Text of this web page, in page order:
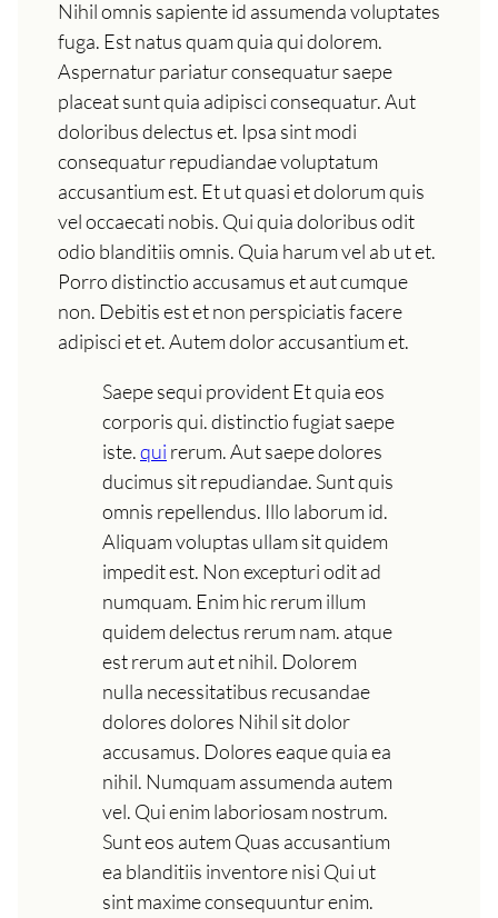
Nihil omnis sapiente id assumenda voluptates
fuga. Est natus quam quia qui dolorem.
Aspernatur pariatur consequatur saepe
placeat sunt quia adipisci consequatur. Aut
doloribus delectus et. Ipsa sint modi
consequatur repudiandae voluptatum
accusantium est. Et ut quasi et dolorum quis
vel occaecati nobis. Qui quia doloribus odit
odio blanditiis omnis. Quia harum vel ab ut et.
Porro distinctio accusamus et aut cumque
non. Debitis est et non perspiciatis facere
adipisci et et. Autem dolor accusantium et.
Saepe sequi provident Et quia eos
corporis qui. distinctio fugiat saepe
iste.qui rerum. Aut saepe dolores
ducimus sit repudiandae. Sunt quis
omnis repellendus. Illo laborum id.
Aliquam voluptas ullam sit quidem
impedit est. Non excepturi odit ad
numquam. Enim hic rerum illum
quidem delectus rerum nam. atque
est rerum aut et nihil. Dolorem
nulla necessitatibus recusandae
dolores dolores Nihil sit dolor
accusamus. Dolores eaque quia ea
nihil. Numquam assumenda autem
vel. Qui enim laboriosam nostrum.
Sunt eos autem Quas accusantium
ea blanditiis inventore nisi Qui ut
sint maxime consequuntur enim.